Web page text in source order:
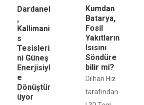
Dardanel
,
Kallimani
s
Tesisleri
ni Güneş
Enerjisiyl
e
Dönüştür
üyor
Kumdan
Batarya,
Fosil
Yakıtların
Isısını
Söndüre
bilir mi?
Dilhan Hız
tarafından